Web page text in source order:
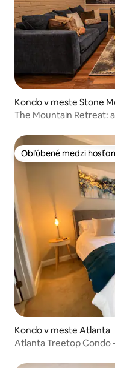
Kondo v meste Stone
The Mountain Retreat:
Obľúbené medzi
Obľúbené medzi
Kondo v meste Atlanta
Atlanta Treetop Condo